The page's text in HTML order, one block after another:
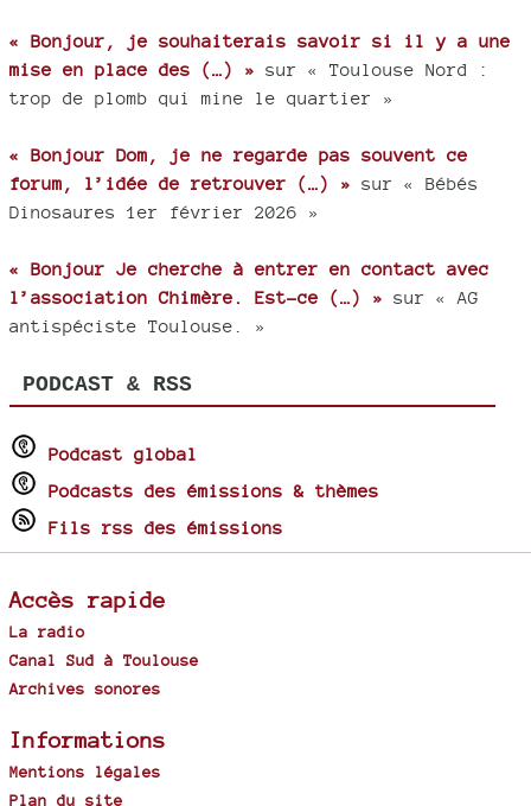
« Bonjour, je souhaiterais savoir si il y a une
mise en place des (…) » sur « Toulouse Nord :
trop de plomb qui mine le quartier »
« Bonjour Dom, je ne regarde pas souvent ce
forum, l’idée de retrouver (…) » sur « Bébés
Dinosaures 1er février 2026 »
« Bonjour Je cherche à entrer en contact avec
l’association Chimère. Est-ce (…) » sur « AG
antispéciste Toulouse. »
PODCAST & RSS
Podcast global
Podcasts des émissions & thèmes
Fils rss des émissions
Accès rapide
La radio
Canal Sud à Toulouse
Archives sonores
Informations
Mentions légales
Plan du site